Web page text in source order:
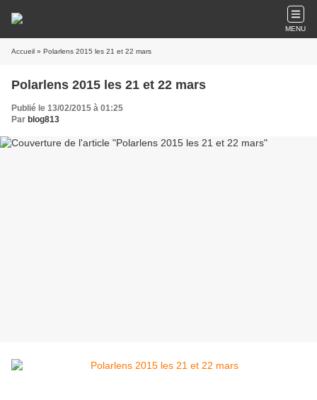
MENU
Accueil » Polarlens 2015 les 21 et 22 mars
Polarlens 2015 les 21 et 22 mars
Publié le 13/02/2015 à 01:25
Par blog813